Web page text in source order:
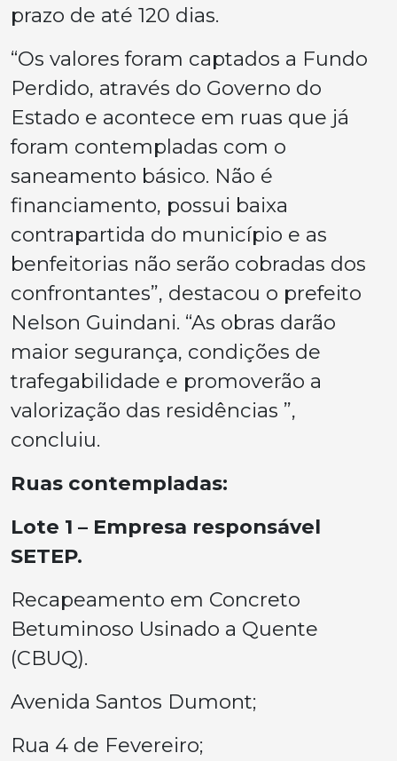
prazo de até 120 dias.
“Os valores foram captados a Fundo
Perdido, através do Governo do
Estado e acontece em ruas que já
foram contempladas com o
saneamento básico. Não é
financiamento, possui baixa
contrapartida do município e as
benfeitorias não serão cobradas dos
confrontantes”, destacou o prefeito
Nelson Guindani. “As obras darão
maior segurança, condições de
trafegabilidade e promoverão a
valorização das residências ”,
concluiu.
Ruas contempladas:
Lote 1 – Empresa responsável
SETEP.
Recapeamento em Concreto
Betuminoso Usinado a Quente
(CBUQ).
Avenida Santos Dumont;
Rua 4 de Fevereiro;